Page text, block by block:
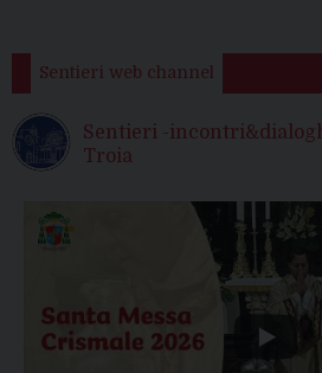
Sentieri web channel
Sentieri -
Troia